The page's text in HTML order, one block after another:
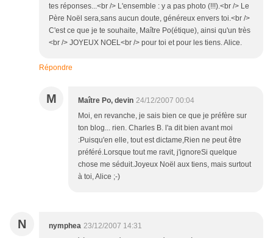
tes réponses...<br /> L'ensemble : y a pas photo (!!!).<br /> Le
Père Noël sera,sans aucun doute, généreux envers toi.<br />
C'est ce que je te souhaite, Maître Po(étique), ainsi qu'un très
<br /> JOYEUX NOEL<br /> pour toi et pour les tiens. Alice.
Répondre
M Maître Po, devin 24/12/2007 00:04
Moi, en revanche, je sais bien ce que je préfère sur
ton blog... rien. Charles B. l'a dit bien avant moi
:Puisqu'en elle, tout est dictame,Rien ne peut être
préféré.Lorsque tout me ravit, j'ignoreSi quelque
chose me séduit.Joyeux Noël aux tiens, mais surtout
à toi, Alice ;-)
N nymphea 23/12/2007 14:31